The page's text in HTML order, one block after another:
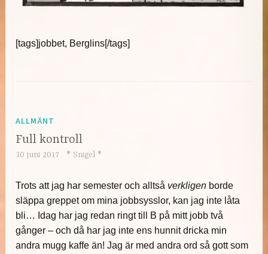
[tags]jobbet, Berglins[/tags]
ALLMÄNT
Full kontroll
30 juni 2017 * Snigel *
Trots att jag har semester och alltså verkligen borde
släppa greppet om mina jobbsysslor, kan jag inte låta
bli… Idag har jag redan ringt till B på mitt jobb två
gånger – och då har jag inte ens hunnit dricka min
andra mugg kaffe än! Jag är med andra ord så gott som